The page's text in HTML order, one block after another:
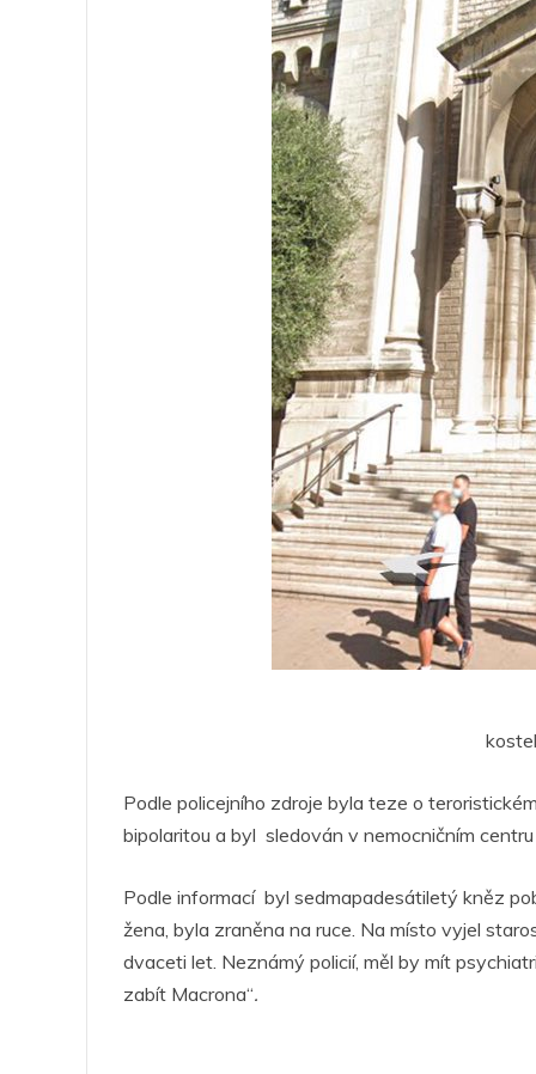
Podle policejního zdroje byla teze o
bipolaritou a byl sledován v nemocničním
Podle informací ​​byl sedmapadesátiletý kněz
žena, byla zraněna na ruce. Na místo vyjel
dvaceti let. Neznámý policií, měl by mít
zabít Macrona“.